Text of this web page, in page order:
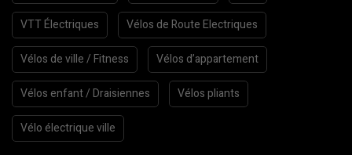
VTT Électriques Vélos de Route Electriques
Vélos de ville / Fitness Vélos d’appartement
Vélos enfant / Draisiennes Vélos pliants
Vélo électrique ville